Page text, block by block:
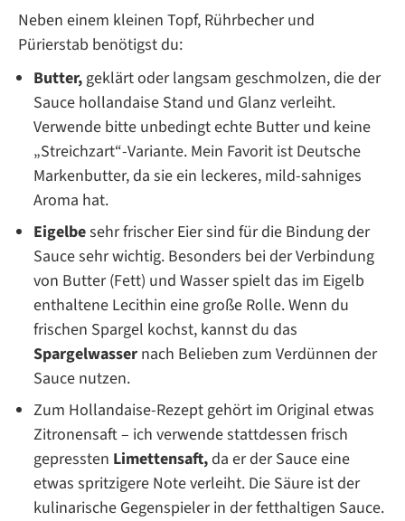
Neben einem kleinen Topf, Rührbecher und
Pürierstab benötigst du:
Butter,geklärt oder langsam geschmolzen, die der
Sauce hollandaise Stand und Glanz verleiht.
Verwende bitte unbedingt echte Butter und keine
„Streichzart“-Variante. Mein Favorit ist Deutsche
Markenbutter, da sie ein leckeres, mild-sahniges
Aroma hat.
Eigelbesehr frischer Eier sind für die Bindung der
Sauce sehr wichtig. Besonders bei der Verbindung
von Butter (Fett) und Wasser spielt das im Eigelb
enthaltene Lecithin eine große Rolle. Wenn du
frischen Spargel kochst, kannst du das
Spargelwasser nach Belieben zum Verdünnen der
Sauce nutzen.
Zum Hollandaise-Rezept gehört im Original etwas
Zitronensaft – ich verwende stattdessen frisch
gepressten Limettensaft,da er der Sauce eine
etwas spritzigere Note verleiht. Die Säure ist der
kulinarische Gegenspieler in der fetthaltigen Sauce.